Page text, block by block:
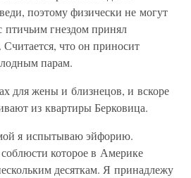
поэтому физически не могут
птичьим гнездом принял
Считается, что он приносит
парам.
для жены и близнецов, и вскоре
из квартиры Берковица.
я испытываю эйфорию.
которое в Америке
десяткам. Я принадлежу